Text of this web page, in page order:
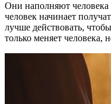
Они наполняют человека
человек начинает
лучше действовать,
только меняет человека,